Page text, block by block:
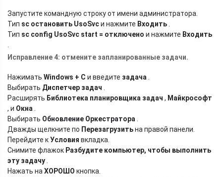
Запустите командную строку от имени администратора.
Тип sc остановить UsoSvcи нажмите Входить.
Тип sc config UsoSvc start = отключено и нажмите Входить
.
Исправление 4: отмените запланированные задачи.
Нажимать Windows + С и введите задача.
Выбирать Диспетчер задач .
Расширять Библиотека планировщика задач , Майкрософт
, и Окна.
Выбирать Обновление Оркестратора.
Дважды щелкните по Перезагрузитьна правой панели.
Перейдите кУсловия вкладка.
Снимите флажок Разбудите компьютер, чтобы выполнить
эту задачу.
Нажать наХОРОШО кнопка.